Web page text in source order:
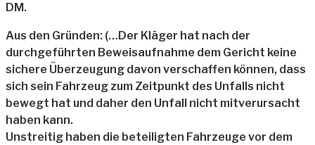
DM.
Aus den Gründen: (…Der Kläger hat nach der
durchgeführten Beweisaufnahme dem Gericht keine
sichere Überzeugung davon verschaffen können, dass
sich sein Fahrzeug zum Zeitpunkt des Unfalls nicht
bewegt hat und daher den Unfall nicht mitverursacht
haben kann.
Unstreitig haben die beteiligten Fahrzeuge vor dem